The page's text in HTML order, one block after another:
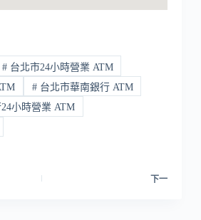
#台北市24小時營業 ATM
#台北市華南銀行 ATM
小時營業 ATM
下一